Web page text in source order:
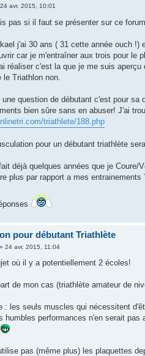
24 avr. 2015, 10:01
pas si il faut se présenter sur ce
j'ai 30 ans ( 31 cette année ouch
car je m'entraîner aux trois pour le
réaliser c'est la que je me suis
le Triathlon non.
une question de débutant c'est pour
bien sûre sans en abuser! J'ai
triathlete/188.php
pour un débutant triathlète
déjà quelques années que je Coure/
plus par rapport a mes entrainements
pour débutant Triathlète
» 24 avr. 2015, 11:04
où il y a potentiellement 2 écoles!
de mon cas (triathlète amateur de
: les seuls muscles qui nécessitent
humbles performances n'en serait
pas (même plus) les plaquettes